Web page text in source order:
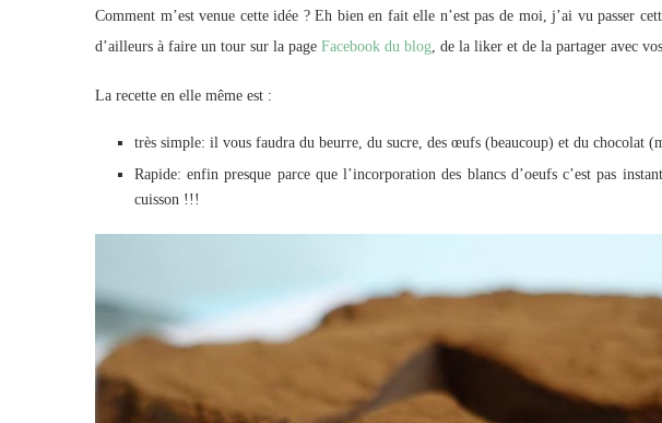
Comment m’est venue cette idée ? Eh bien en fait elle n’est pas de moi, j’ai vu passer
d’ailleurs à faire un tour sur la page Facebook du blog , de la liker et de la partager avec
La recette en elle même est :
très simple: il vous faudra du beurre, du sucre, des œufs (beaucoup) et du chocolat
Rapide: enfin presque parce que l’incorporation des blancs d’oeufs c’est pas
cuisson !!!